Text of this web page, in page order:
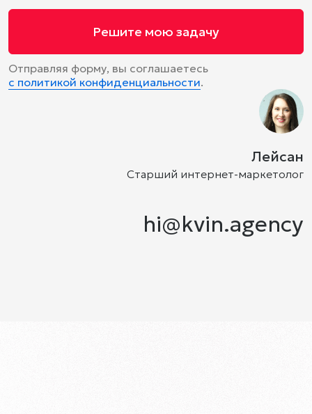
Решите мою задачу
Отправляя форму, вы соглашаетесь
с политикой конфиденциальности.
Лейсан
Старший интернет-маркетолог
hi@kvin.agency